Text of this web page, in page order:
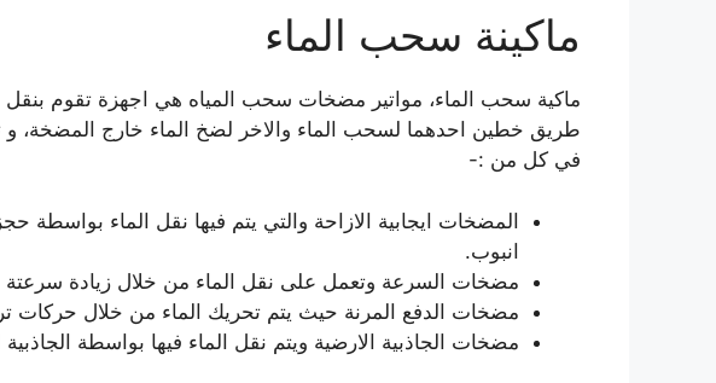
ماكينة سحب الماء
ماكية سحب الماء، مواتير مضخات سحب المياه هي اجهزة تقوم بنقل
طريق خطين احدهما لسحب الماء والاخر لضخ الماء خارج المضخة، و
في كل من :-
المضخات ايجابية الازاحة والتي يتم فيها نقل الماء بواسطة
انبوب.
مضخات السرعة وتعمل على نقل الماء من خلال زيادة
مضخات الدفع المرنة حيث يتم تحريك الماء من خلال حركات
مضخات الجاذبية الارضية ويتم نقل الماء فيها بواسطة الجاذبية